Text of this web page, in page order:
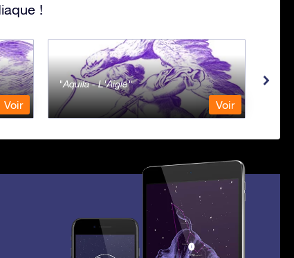
!
Voir
Aquila - L'Aigle
Voir